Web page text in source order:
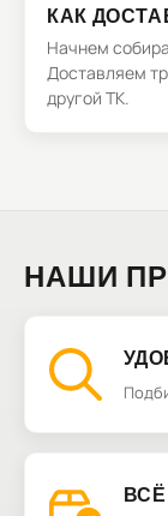
КАК
Начнем
Доставляем
другой ТК.
НАШИ